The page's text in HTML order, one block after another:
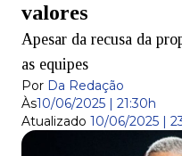
valores
Apesar da recusa da
as equipes
Por Da Redação
Às10/06/2025 | 21:30h
Atualizado 10/06/2025 |